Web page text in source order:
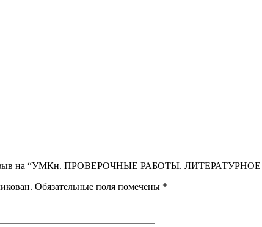
отзыв на “УМКн. ПРОВЕРОЧНЫЕ РАБОТЫ.
Обязательные поля помечены *